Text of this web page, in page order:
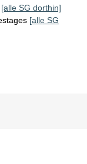
[alle SG dorthin]
[alle SG